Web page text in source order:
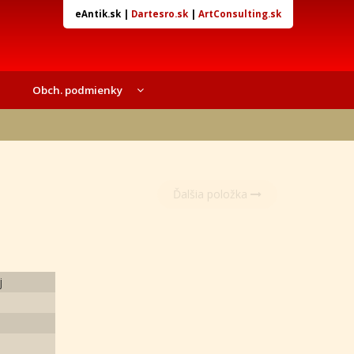
eAntik.sk| Dartesro.sk| ArtConsulting.sk
Obch. podmienky
Ďalšia položka